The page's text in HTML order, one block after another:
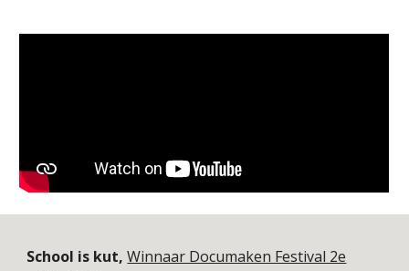
School is kut,Winnaar Documaken Festival 2e